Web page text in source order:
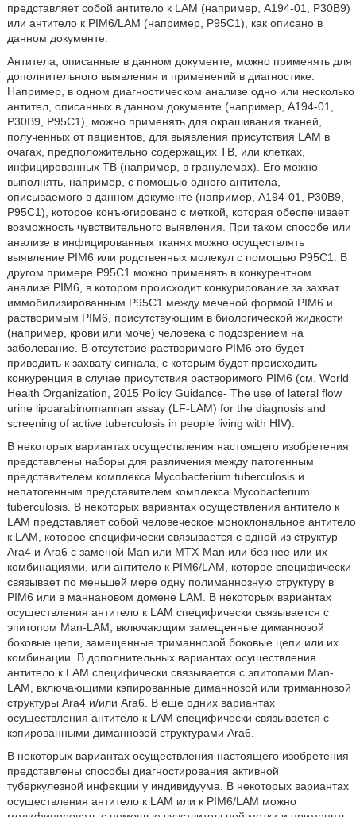
представляет собой антитело к LAM (например, А194-01, Р30В9)
или антитело к PIM6/LAM (например, Р95С1), как описано в
данном документе.
Антитела, описанные в данном документе, можно применять для
дополнительного выявления и применений в диагностике.
Например, в одном диагностическом анализе одно или несколько
антител, описанных в данном документе (например, А194-01,
Р30В9, Р95С1), можно применять для окрашивания тканей,
полученных от пациентов, для выявления присутствия LAM в
очагах, предположительно содержащих ТВ, или клетках,
инфицированных ТВ (например, в гранулемах). Его можно
выполнять, например, с помощью одного антитела,
описываемого в данном документе (например, А194-01, Р30В9,
Р95С1), которое конъюгировано с меткой, которая обеспечивает
возможность чувствительного выявления. При таком способе или
анализе в инфицированных тканях можно осуществлять
выявление PIM6 или родственных молекул с помощью Р95С1. В
другом примере Р95С1 можно применять в конкурентном
анализе PIM6, в котором происходит конкурирование за захват
иммобилизированным Р95С1 между меченой формой PIM6 и
растворимым PIM6, присутствующим в биологической жидкости
(например, крови или моче) человека с подозрением на
заболевание. В отсутствие растворимого PIM6 это будет
приводить к захвату сигнала, с которым будет происходить
конкуренция в случае присутствия растворимого PIM6 (см. World
Health Organization, 2015 Policy Guidance- The use of lateral flow
urine lipoarabinomannan assay (LF-LAM) for the diagnosis and
screening of active tuberculosis in people living with HIV).
В некоторых вариантах осуществления настоящего изобретения
представлены наборы для различения между патогенным
представителем комплекса Mycobacterium tuberculosis и
непатогенным представителем комплекса Mycobacterium
tuberculosis. В некоторых вариантах осуществления антитело к
LAM представляет собой человеческое моноклональное антитело
к LAM, которое специфически связывается с одной из структур
Ara4 и Ara6 с заменой Man или МТХ-Man или без нее или их
комбинациями, или антитело к PIM6/LAM, которое специфически
связывает по меньшей мере одну полиманнозную структуру в
PIM6 или в маннановом домене LAM. В некоторых вариантах
осуществления антитело к LAM специфически связывается с
эпитопом Man-LAM, включающим замещенные диманнозой
боковые цепи, замещенные триманнозой боковые цепи или их
комбинации. В дополнительных вариантах осуществления
антитело к LAM специфически связывается с эпитопами Man-
LAM, включающими кэпированные диманнозой или триманнозой
структуры Ara4 и/или Ara6. В еще одних вариантах
осуществления антитело к LAM специфически связывается с
кэпированными диманнозой структурами Ara6.
В некоторых вариантах осуществления настоящего изобретения
представлены способы диагностирования активной
туберкулезной инфекции у индивидуума. В некоторых вариантах
осуществления антитело к LAM или к PIM6/LAM можно